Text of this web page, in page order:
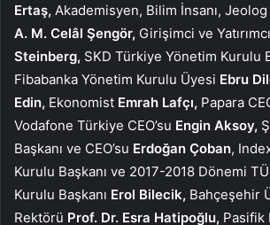
Ertaş, Akademisyen, Bilim İnsanı,
A. M. Celâl Şengör, Girişimci ve Yatırımcı
Steinberg, SKD Türkiye Yönetim Kurulu
Fibabanka Yönetim Kurulu Üyesi Ebru
Edin, Ekonomist Emrah Lafcı, Papara
Vodafone Türkiye CEO’su Engin Aksoy,
Başkanı ve CEO’su Erdoğan Çoban,
Kurulu Başkanı ve 2017-2018 Dönemi
Kurulu Başkanı Erol Bilecik, Bahçeşehir
Rektörü Prof. Dr. Esra Hatipoğlu, Pasifik